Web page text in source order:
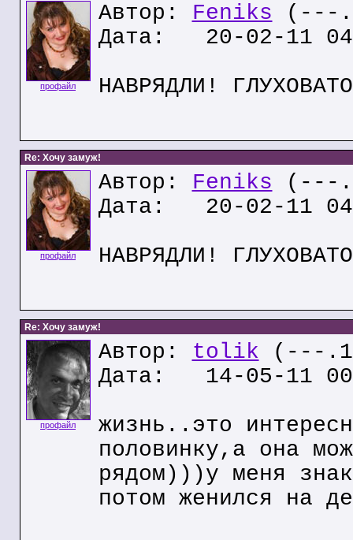
профайл
Автор: Feniks (---
Дата: 20-02-11
НАВРЯДЛИ!
Re: Хочу замуж!
профайл
Автор: Feniks (---
Дата: 20-02-11
НАВРЯДЛИ!
Re: Хочу замуж!
профайл
Автор: tolik (---
Дата: 14-05-11
жизнь..это
половинку,а она
рядом)))у меня
потом женился на